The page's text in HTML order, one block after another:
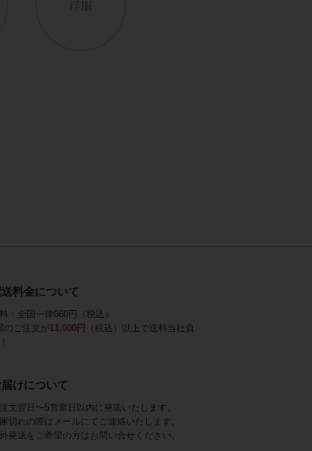
料金について
：全国一律660円（税込）
のご注文が11,000円
（税込）以上で送料当社負
けについて
文翌日〜5営業日以内に発送いたします。
切れの際はメールにてご連絡いたします。
発送をご希望の方はお問い合せください。